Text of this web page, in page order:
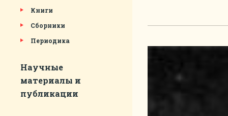
Книги
Сборники
Периодика
Научные
материалы и
публикации